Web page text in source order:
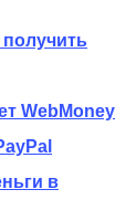
WebMoney
в